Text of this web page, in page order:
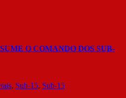
O COMANDO DOS SUB-
, Sub-15, Sub-15